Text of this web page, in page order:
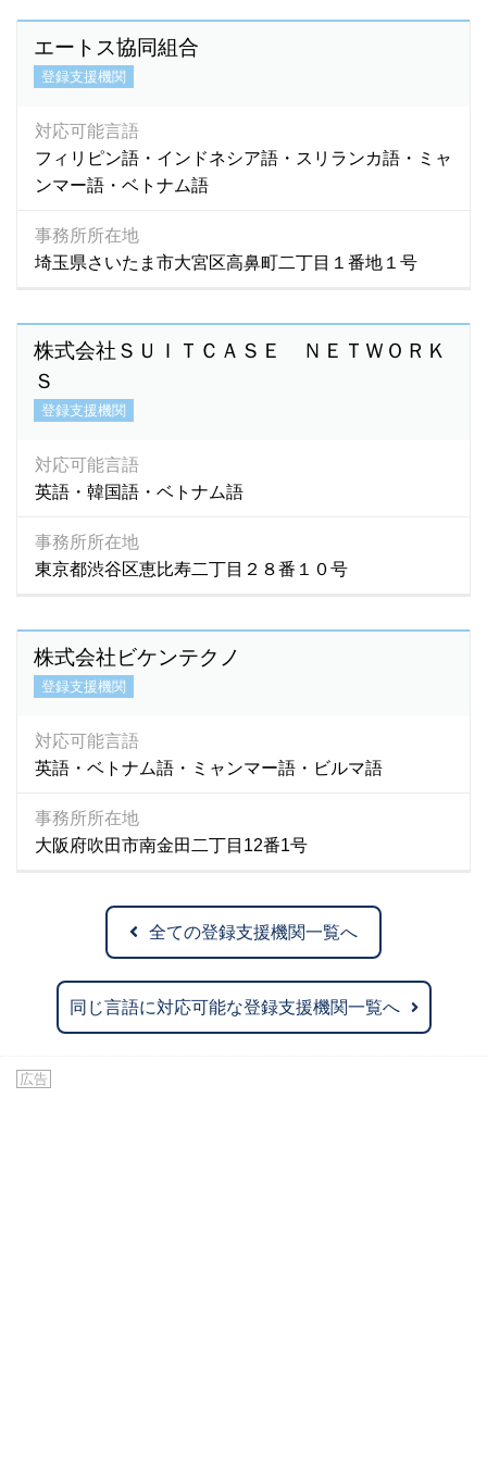
エートス協同組合
登録支援機関
対応可能言語
フィリピン語・インドネシア語・スリランカ語・ミャ
ンマー語・ベトナム語
事務所所在地
埼玉県さいたま市大宮区高鼻町二丁目１番地１号
株式会社ＳＵＩＴＣＡＳＥ ＮＥＴＷＯＲＫ
Ｓ
登録支援機関
対応可能言語
英語・韓国語・ベトナム語
事務所所在地
東京都渋谷区恵比寿二丁目２８番１０号
株式会社ビケンテクノ
登録支援機関
対応可能言語
英語・ベトナム語・ミャンマー語・ビルマ語
事務所所在地
大阪府吹田市南金田二丁目12番1号
全ての登録支援機関一覧へ
同じ言語に対応可能な登録支援機関一覧へ
広告